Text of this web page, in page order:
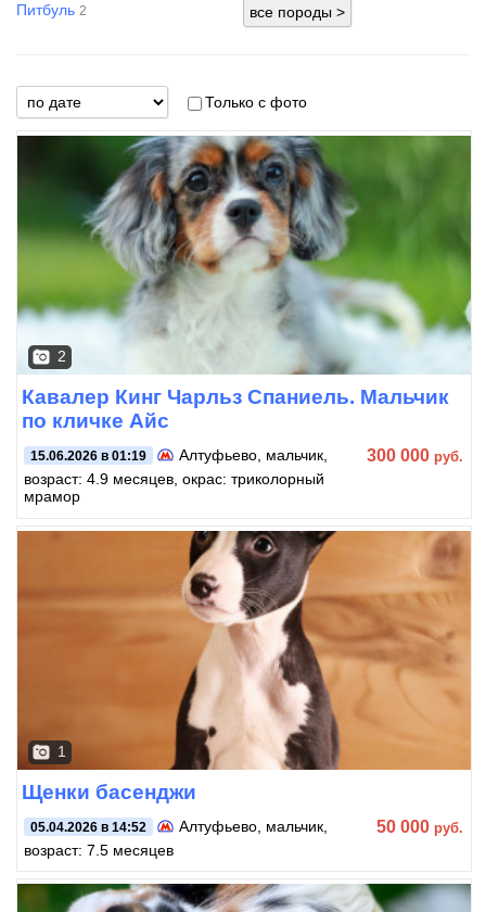
Питбуль 2
Только с фото
2
Кавалер Кинг Чарльз Спаниель. Мальчик
по кличке Айс
15.06.2026 в 01:19 Алтуфьево , мальчик,
возраст: 4.9 месяцев, окрас: триколорный
мрамор
300 000 руб.
1
Щенки басенджи
05.04.2026 в 14:52 Алтуфьево , мальчик,
возраст: 7.5 месяцев
50 000 руб.